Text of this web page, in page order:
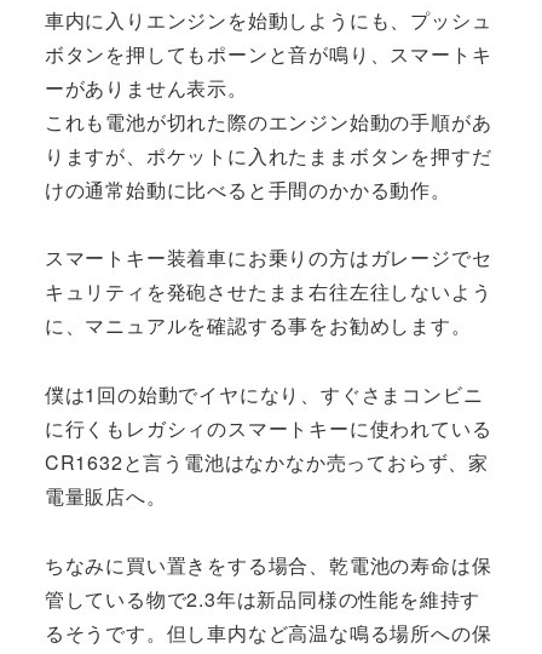
車内に入りエンジンを始動しようにも、プッシュ
ボタンを押してもポーンと音が鳴り、スマートキ
ーがありません表示。
これも電池が切れた際のエンジン始動の手順があ
りますが、ポケットに入れたままボタンを押すだ
けの通常始動に比べると手間のかかる動作。
スマートキー装着車にお乗りの方はガレージでセ
キュリティを発砲させたまま右往左往しないよう
に、マニュアルを確認する事をお勧めします。
僕は1回の始動でイヤになり、すぐさまコンビニ
に行くもレガシィのスマートキーに使われている
CR1632と言う電池はなかなか売っておらず、家
電量販店へ。
ちなみに買い置きをする場合、乾電池の寿命は保
管している物で2.3年は新品同様の性能を維持す
るそうです。但し車内など高温な鳴る場所への保